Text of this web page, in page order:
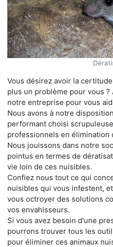
Vous désirez avoir la
plus un problème pour vous
notre entreprise pour vous
Nous avons à notre
performant choisi
professionnels en élimination
Nous jouissons dans notre
pointus en termes de
vie loin de ces nuisibles.
Confiez nous tout ce qui
nuisibles qui vous infestent,
vous octroyer des solutions
vos envahisseurs.
Si vous avez besoin d'une
pourrons trouver tous les
pour éliminer ces animaux